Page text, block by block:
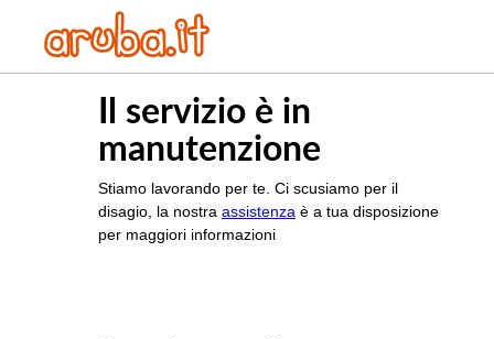
Il servizio è in
manutenzione
Stiamo lavorando per te. Ci scusiamo per il
disagio, la nostra assistenza è a tua disposizione
per maggiori informazioni